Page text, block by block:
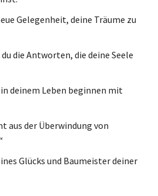
Gelegenheit, deine Träume zu
die Antworten, die deine Seele
in deinem Leben beginnen mit
aus der Überwindung von
Glücks und Baumeister deiner